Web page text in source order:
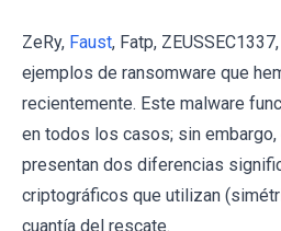
ZeRy, Faust, Fatp,
ejemplos de ransomware que
recientemente. Este malware
en todos los casos; sin
presentan dos diferencias
criptográficos que utilizan
cuantía del rescate.